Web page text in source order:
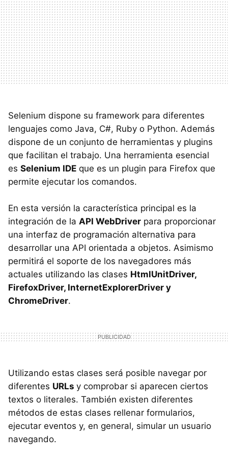
Selenium dispone su framework para diferentes
lenguajes como Java, C#, Ruby o Python. Además
dispone de un conjunto de herramientas y plugins
que facilitan el trabajo. Una herramienta esencial
es Selenium IDE que es un plugin para Firefox que
permite ejecutar los comandos.
En esta versión la característica principal es la
integración de la API WebDriver para proporcionar
una interfaz de programación alternativa para
desarrollar una API orientada a objetos. Asimismo
permitirá el soporte de los navegadores más
actuales utilizando las clases HtmlUnitDriver,
FirefoxDriver, InternetExplorerDriver y
ChromeDriver.
Utilizando estas clases será posible navegar por
diferentes URLs y comprobar si aparecen ciertos
textos o literales. También existen diferentes
métodos de estas clases rellenar formularios,
ejecutar eventos y, en general, simular un usuario
navegando.